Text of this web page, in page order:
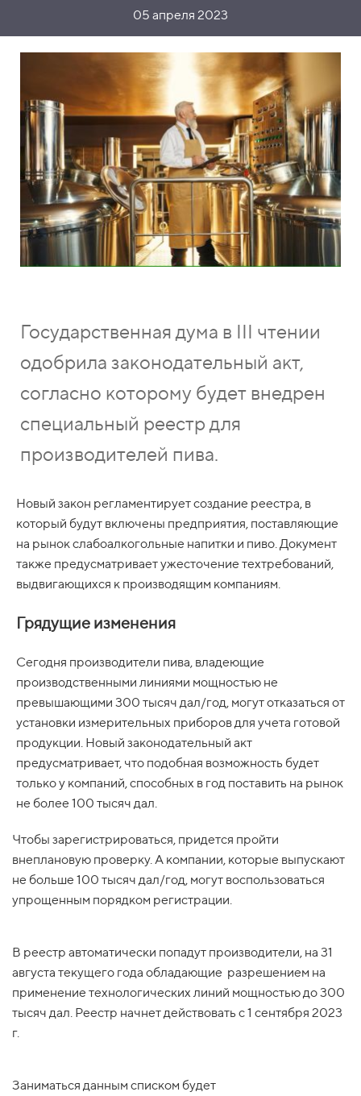
05 апреля 2023
Государственная дума в III чтении
одобрила законодательный акт,
согласно которому будет внедрен
специальный реестр для
производителей пива.
Новый закон регламентирует создание реестра, в
который будут включены предприятия, поставляющие
на рынок слабоалкогольные напитки и пиво. Документ
также предусматривает ужесточение техтребований,
выдвигающихся к производящим компаниям.
Грядущие изменения
Сегодня производители пива, владеющие
производственными линиями мощностью не
превышающими 300 тысяч дал/год, могут отказаться от
установки измерительных приборов для учета готовой
продукции. Новый законодательный акт
предусматривает, что подобная возможность будет
только у компаний, способных в год поставить на рынок
не более 100 тысяч дал.
Чтобы зарегистрироваться, придется пройти
внеплановую проверку. А компании, которые выпускают
не больше 100 тысяч дал/год, могут воспользоваться
упрощенным порядком регистрации.
В реестр автоматически попадут производители, на 31
августа текущего года обладающие разрешением на
применение технологических линий мощностью до 300
тысяч дал. Реестр начнет действовать с 1 сентября 2023
г.
Заниматься данным списком будет